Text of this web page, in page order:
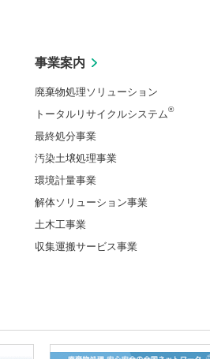
事業案内
廃棄物処理ソリューション
トータルリサイクルシステム®
最終処分事業
汚染土壌処理事業
環境計量事業
解体ソリューション事業
土木工事業
収集運搬サービス事業